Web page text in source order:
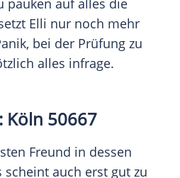
pauken auf alles die
Elli nur noch mehr
bei der Prüfung zu
alles infrage.
: Köln 50667
Freund in dessen
scheint auch erst gut zu